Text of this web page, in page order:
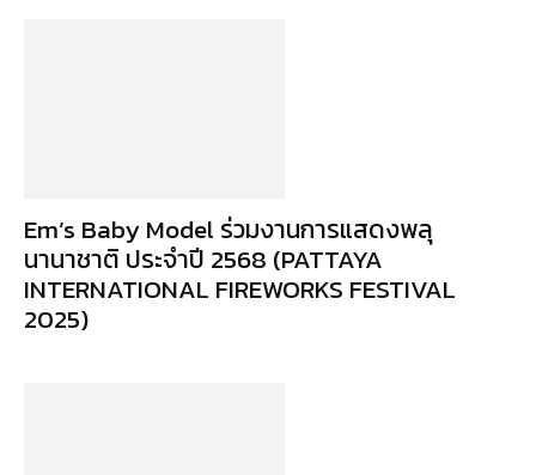
Em’s Baby Model ร่วมงานการแสดงพลุ
นานาชาติ ประจำปี 2568 (PATTAYA
INTERNATIONAL FIREWORKS FESTIVAL
2025)